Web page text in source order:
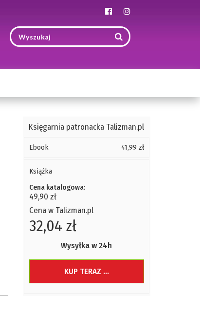
Księgarnia patronacka Talizman.pl
Ebook 41,99 zł
Książka
Cena katalogowa:
49,90 zł
Cena w Talizman.pl
32,04 zł
Wysyłka w 24h
KUP TERAZ ...